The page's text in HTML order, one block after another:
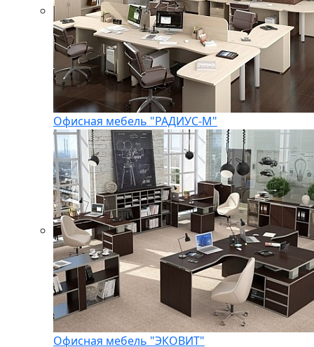
Офисная мебель "РАДИУС-М"
Офисная мебель "ЭКОВИТ"